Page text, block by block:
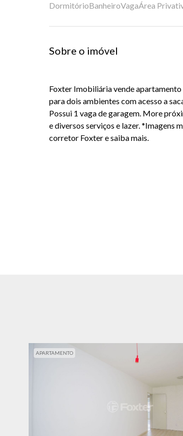
DormitórioBanheiroVagaÁrea
Sobre o imóvel
Foxter Imobiliária vende
para dois ambientes com acesso a
Possui 1 vaga de garagem. More
e diversos serviços e lazer. *Imagens
corretor Foxter e saiba mais.
APARTAMENTO